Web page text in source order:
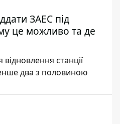
ЗАЕС під
це можливо та де
станції
два з половиною